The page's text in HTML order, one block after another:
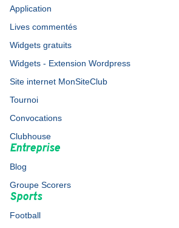
Application
Lives commentés
Widgets gratuits
Widgets - Extension Wordpress
Site internet MonSiteClub
Tournoi
Convocations
Clubhouse
Entreprise
Blog
Groupe Scorers
Sports
Football